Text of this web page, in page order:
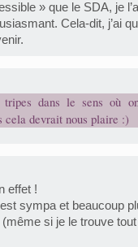
» que le SDA, je
Cela-dit, j’ai
dans le sens où
devrait nous plaire :)
effet !
sympa et beaucoup
si je le trouve